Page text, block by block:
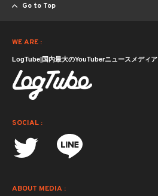
Go to Top
WE ARE :
LogTube|国内最大のYouTuberニュースメディア
SOCIAL :
ABOUT MEDIA :